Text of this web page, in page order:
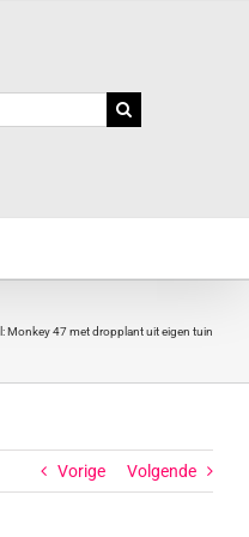
Monkey 47 met dropplant uit eigen tuin
Vorige Volgende